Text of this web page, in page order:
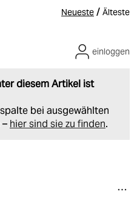
Neueste / Älteste
diesem Artikel ist
bei ausgewählten
hier sind sie zu finden.
einloggen